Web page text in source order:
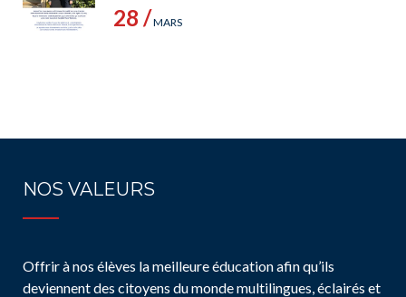
28 /MARS
NOS VALEURS
Offrir à nos élèves la meilleure éducation afin qu’ils
deviennent des citoyens du monde multilingues, éclairés et